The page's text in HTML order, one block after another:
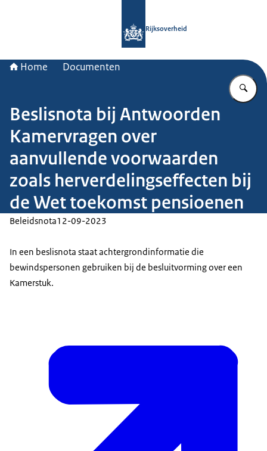
Rijksoverheid
Home Documenten
Beslisnota bij Antwoorden
Kamervragen over
aanvullende voorwaarden
zoals herverdelingseffecten bij
de Wet toekomst pensioenen
Beleidsnota12-09-2023
In een beslisnota staat achtergrondinformatie die
bewindspersonen gebruiken bij de besluitvorming over een
Kamerstuk.